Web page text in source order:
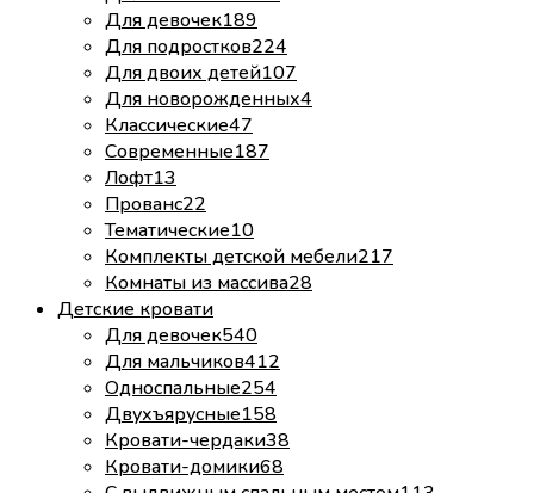
Для девочек189
Для подростков224
Для двоих детей107
Для новорожденных4
Классические47
Современные187
Лофт13
Прованс22
Тематические10
Комплекты детской мебели217
Комнаты из массива28
Детские кровати
Для девочек540
Для мальчиков412
Односпальные254
Двухъярусные158
Кровати-чердаки38
Кровати-домики68